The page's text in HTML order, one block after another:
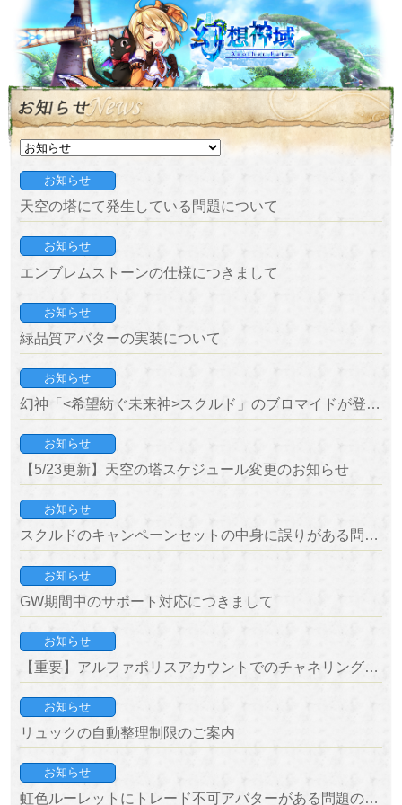
お知らせ
天空の塔にて発生している問題について
お知らせ
エンブレムストーンの仕様につきまして
お知らせ
緑品質アバターの実装について
お知らせ
幻神「<希望紡ぐ未来神>スクルド」のブロマイドが登場！
お知らせ
【5/23更新】天空の塔スケジュール変更のお知らせ
お知らせ
スクルドのキャンペーンセットの中身に誤りがある問題について
お知らせ
GW期間中のサポート対応につきまして
お知らせ
【重要】アルファポリスアカウントでのチャネリングサービス終了のお知らせ
お知らせ
リュックの自動整理制限のご案内
お知らせ
虹色ルーレットにトレード不可アバターがある問題の対応案内